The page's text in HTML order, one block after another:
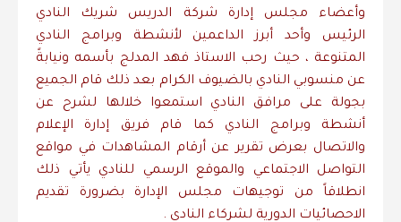
وأعضاء مجلس إدارة شركة الدريس شريك النادي
الرئيس وأحد أبرز الداعمين لأنشطة وبرامج النادي
المتنوعة ، حيث رحب الاستاذ فهد المدلج بأسمه ونيابةً
عن منسوبي النادي بالضيوف الكرام بعد ذلك قام الجميع
بجولة على مرافق النادي استمعوا خلالها لشرح عن
أنشطة وبرامج النادي كما قام فريق إدارة الإعلام
والاتصال بعرض تقرير عن أرقام المشاهدات في مواقع
التواصل الاجتماعي والموقع الرسمي للنادي يأتي ذلك
انطلاقاً من توجيهات مجلس الإدارة بضرورة تقديم
الاحصائيات الدورية لشركاء النادي .